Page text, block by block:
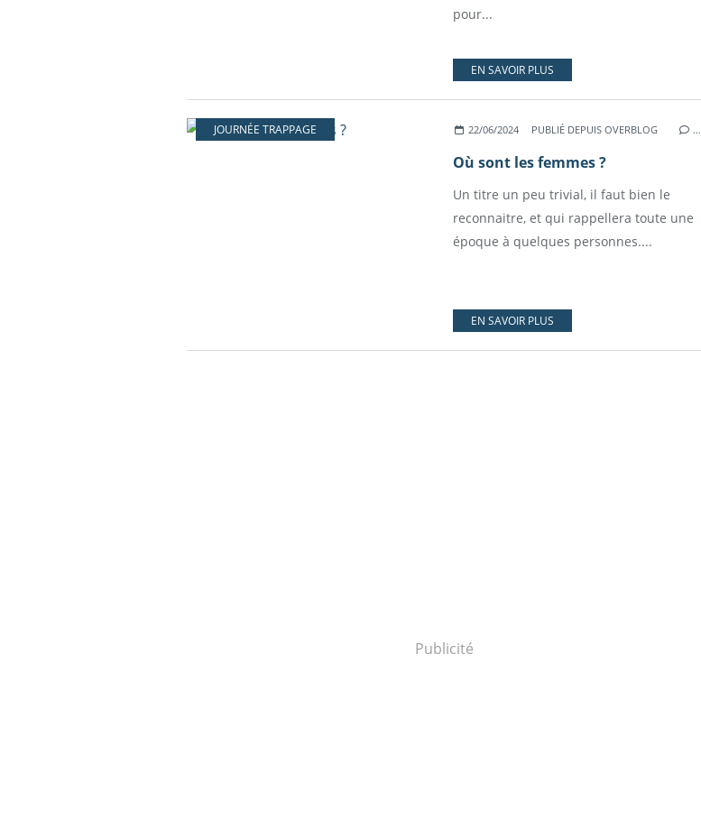
pour...
EN SAVOIR PLUS
JOURNÉE TRAPPAGE 22/06/2024 PUBLIÉ DEPUIS OVERBLOG …
Où sont les femmes ?
Un titre un peu trivial, il faut bien le
reconnaitre, et qui rappellera toute une
époque à quelques personnes....
EN SAVOIR PLUS
Publicité